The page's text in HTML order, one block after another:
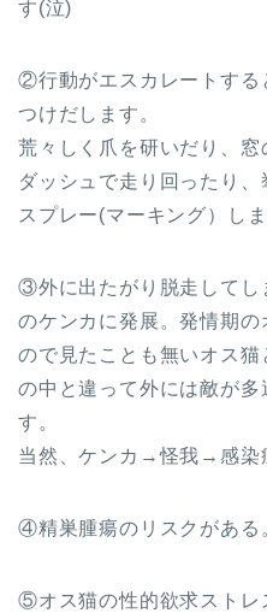
す(泣)
②行動がエスカレートする
つけだします。
荒々しく爪を研いだり、
ダッシュで走り回ったり
スプレー(マーキング）し
③外に出たがり脱走してし
のケンカに発展。発情期
ので見たことも無いオス
の中と違って外には敵が
す。
当然、ケンカ→怪我→感染
④精巣腫瘍のリスクがある
⑤オス猫の性的欲求ストレ